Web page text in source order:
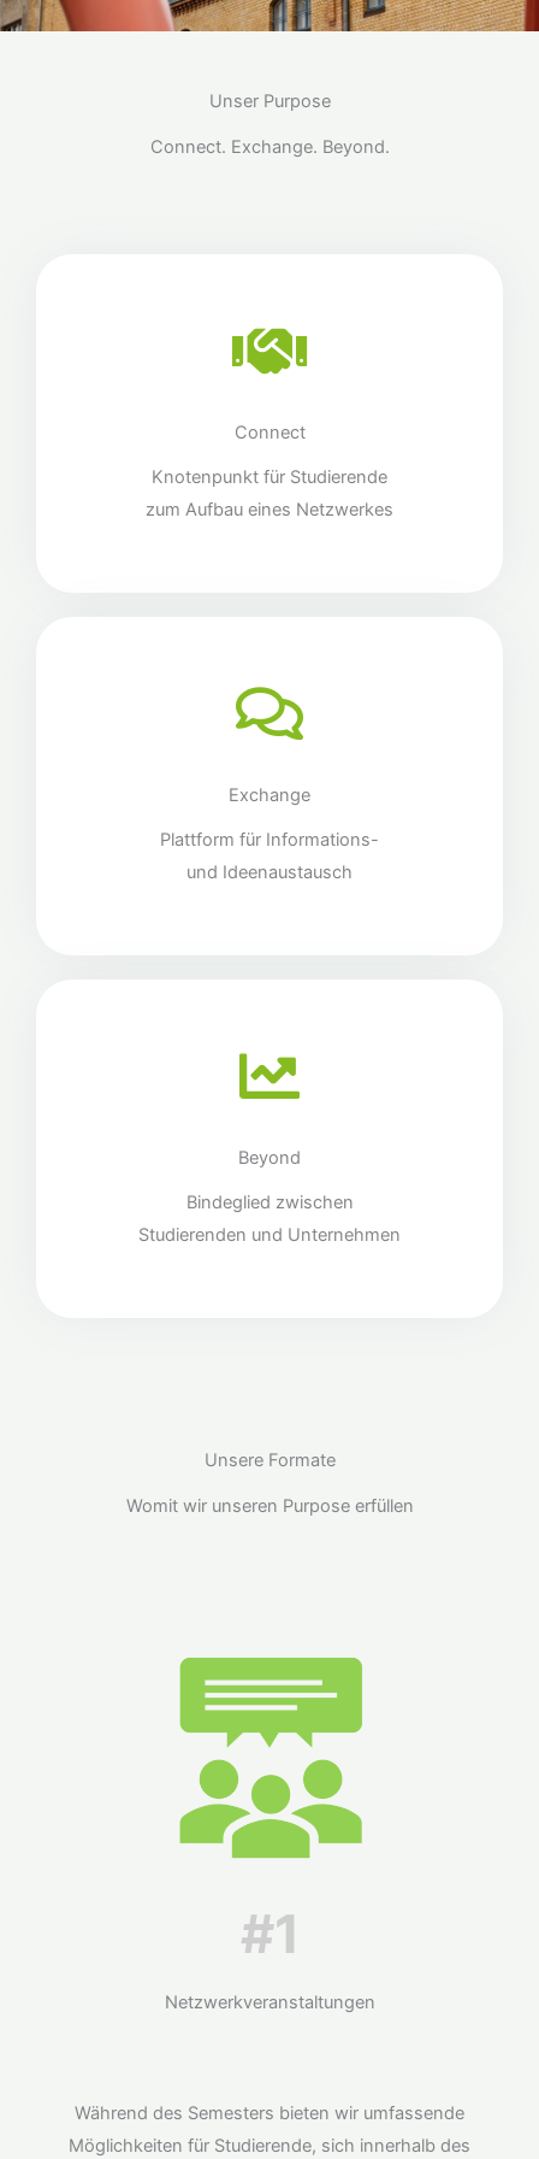
Unser Purpose
Connect. Exchange. Beyond.
Connect
Knotenpunkt für Studierende
zum Aufbau eines Netzwerkes
Exchange
Plattform für Informations-
und Ideenaustausch
Beyond
Bindeglied zwischen
Studierenden und Unternehmen
Unsere Formate
Womit wir unseren Purpose erfüllen
#1
Netzwerkveranstaltungen
Während des Semesters bieten wir umfassende
Möglichkeiten für Studierende, sich innerhalb des